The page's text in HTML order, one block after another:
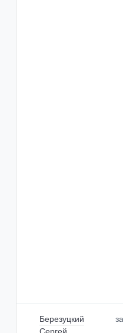
Березуцкий
Сергей